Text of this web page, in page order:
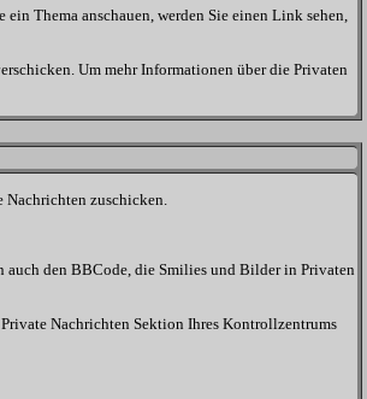
Thema anschauen, werden Sie einen Link sehen,
Um mehr Informationen über die Privaten
Nachrichten zuschicken.
auch den BBCode, die Smilies und Bilder in Privaten
Nachrichten Sektion Ihres Kontrollzentrums